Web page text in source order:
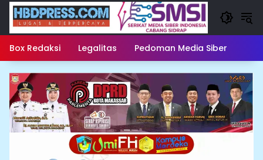
Langsung
konten
Box Redaksi Legalitas Pedoman Media Siber